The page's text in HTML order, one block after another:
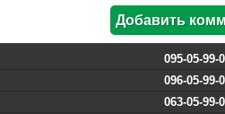
095-05-99-
096-05-99-
063-05-99-